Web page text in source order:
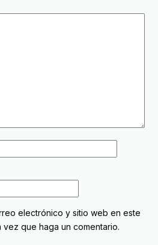
electrónico y sitio web en este
que haga un comentario.